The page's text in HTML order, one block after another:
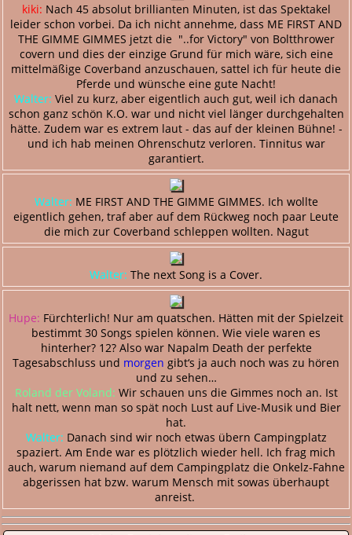
kiki: Nach 45 absolut brillianten Minuten, ist das Spektakel
leider schon vorbei. Da ich nicht annehme, dass ME FIRST AND
THE GIMME GIMMES jetzt die "..for Victory" von Boltthrower
covern und dies der einzige Grund für mich wäre, sich eine
mittelmäßige Coverband anzuschauen, sattel ich für heute die
Pferde und wünsche eine gute Nacht!
Walter: Viel zu kurz, aber eigentlich auch gut, weil ich danach
schon ganz schön K.O. war und nicht viel länger durchgehalten
hätte. Zudem war es extrem laut - das auf der kleinen Bühne! -
und ich hab meinen Ohrenschutz verloren. Tinnitus war
garantiert.
Walter: ME FIRST AND THE GIMME GIMMES. Ich wollte
eigentlich gehen, traf aber auf dem Rückweg noch paar Leute
die mich zur Coverband schleppen wollten. Nagut
Walter: The next Song is a Cover.
Hupe: Fürchterlich! Nur am quatschen. Hätten mit der Spielzeit
bestimmt 30 Songs spielen können. Wie viele waren es
hinterher? 12? Also war Napalm Death der perfekte
Tagesabschluss und morgen gibt‘s ja auch noch was zu hören
und zu sehen…
Roland der Voland: Wir schauen uns die Gimmes noch an. Ist
halt nett, wenn man so spät noch Lust auf Live-Musik und Bier
hat.
Walter: Danach sind wir noch etwas übern Campingplatz
spaziert. Am Ende war es plötzlich wieder hell. Ich frag mich
auch, warum niemand auf dem Campingplatz die Onkelz-Fahne
abgerissen hat bzw. warum Mensch mit sowas überhaupt
anreist.